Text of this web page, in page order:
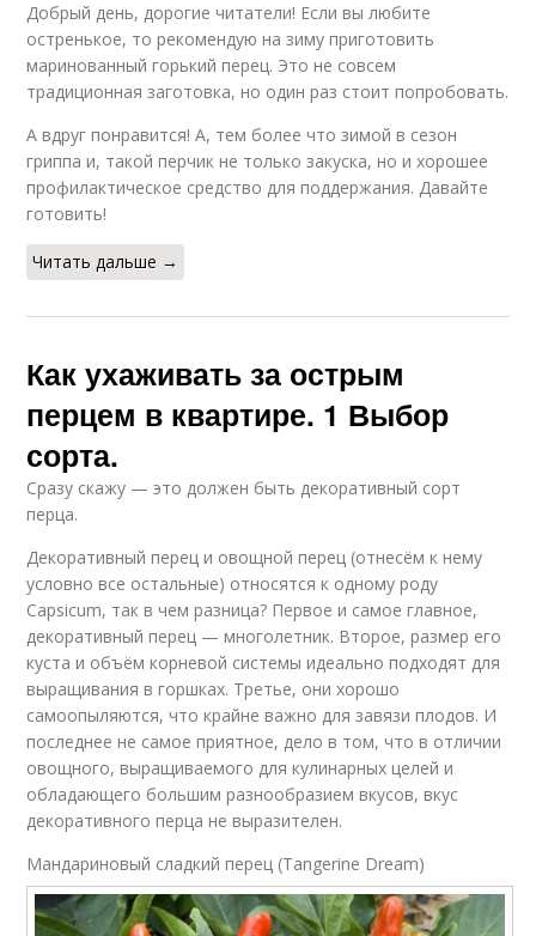
Добрый день, дорогие читатели! Если вы любите
остренькое, то рекомендую на зиму приготовить
маринованный горький перец. Это не совсем
традиционная заготовка, но один раз стоит попробовать.
А вдруг понравится! А, тем более что зимой в сезон
гриппа и, такой перчик не только закуска, но и хорошее
профилактическое средство для поддержания. Давайте
готовить!
Читать дальше →
Как ухаживать за острым
перцем в квартире. 1 Выбор
сорта.
Сразу скажу — это должен быть декоративный сорт
перца.
Декоративный перец и овощной перец (отнесём к нему
условно все остальные) относятся к одному роду
Capsicum, так в чем разница? Первое и самое главное,
декоративный перец — многолетник. Второе, размер его
куста и объём корневой системы идеально подходят для
выращивания в горшках. Третье, они хорошо
самоопыляются, что крайне важно для завязи плодов. И
последнее не самое приятное, дело в том, что в отличии
овощного, выращиваемого для кулинарных целей и
обладающего большим разнообразием вкусов, вкус
декоративного перца не выразителен.
Мандариновый сладкий перец (Tangerine Dream)